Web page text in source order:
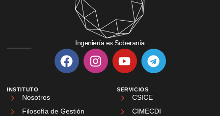
Ingeniería es Soberanía
INSTITUTO
Nosotros
Filosofía de Gestión
SERVICIOS
CSICE
CIMECDI